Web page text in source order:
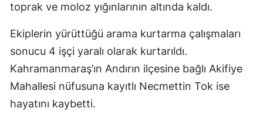
toprak ve moloz yığınlarının altında kaldı.
Ekiplerin yürüttüğü arama kurtarma çalışmaları
sonucu 4 işçi yaralı olarak kurtarıldı.
Kahramanmaraş’ın Andırın ilçesine bağlı Akifiye
Mahallesi nüfusuna kayıtlı Necmettin Tok ise
hayatını kaybetti.